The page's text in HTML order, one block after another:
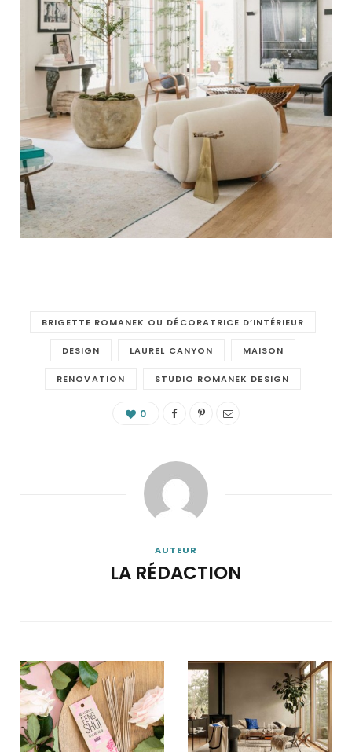
BRIGETTE ROMANEK OU DÉCORATRICE D’INTÉRIEUR
DESIGN LAUREL CANYON MAISON
RENOVATION STUDIO ROMANEK DESIGN
0
AUTEUR
LA RÉDACTION